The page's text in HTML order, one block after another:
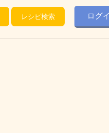
レシピ検索 ログ